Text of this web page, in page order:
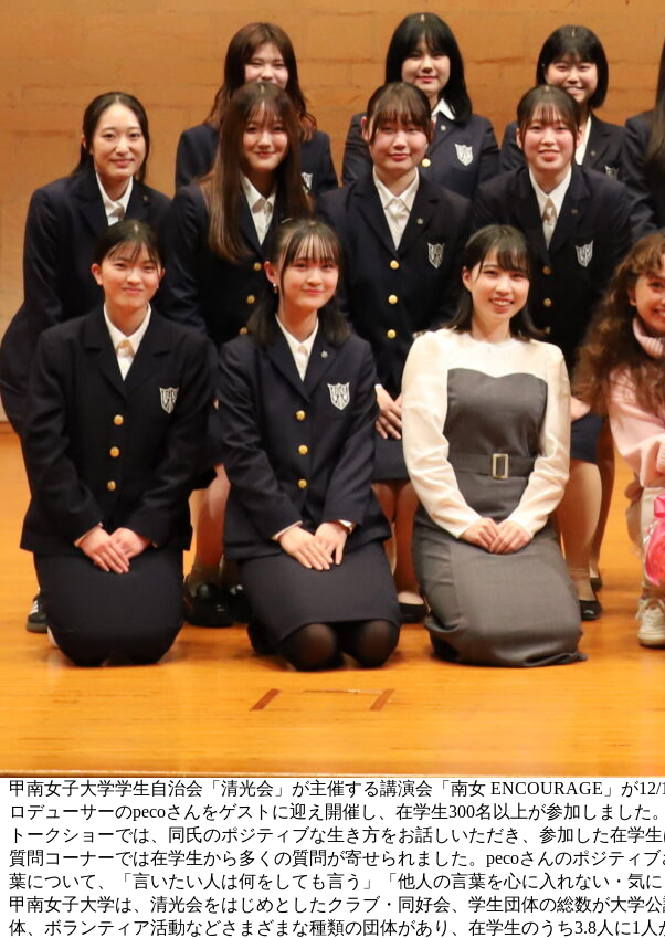
甲南女子大学学生自治会「清光会」が主催する講演会「南女 ENCOURAGE」が
ロデューサーのpecoさんをゲストに迎え開催し、在学生300名以上が参加しました。
トークショーでは、同氏のポジティブな生き方をお話しいただき、参加した在学
質問コーナーでは在学生から多くの質問が寄せられました。pecoさんのポジティ
葉について、「言いたい人は何をしても言う」「他人の言葉を心に入れない・気
甲南女子大学は、清光会をはじめとしたクラブ・同好会、学生団体の総数が大学
体、ボランティア活動などさまざまな種類の団体があり、在学生のうち3.8人に1人